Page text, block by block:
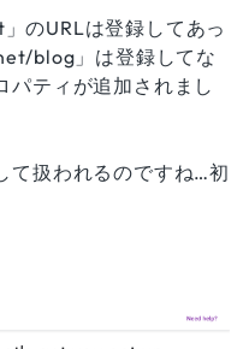
のURLは登録してあっ
blog」は登録してな
パティが追加されまし
て扱われるのですね…初